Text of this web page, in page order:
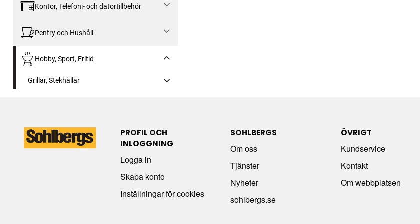
Kontor, Telefoni- och datortillbehör
Pentry och Hushåll
Hobby, Sport, Fritid
Grillar, Stekhällar
PROFIL OCH
INLOGGNING
Logga in
Skapa konto
Inställningar för cookies
SOHLBERGS
Om oss
Tjänster
Nyheter
sohlbergs.se
ÖVRIGT
Kundservice
Kontakt
Om webbplatsen